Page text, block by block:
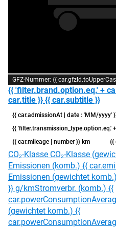
GFZ-Nummer: {{
{{ 'filter.brand.option.eq.' +
car.title }} {{ car.subtitle }}
{{ car.admissionAt | date : 'MM/yyyy'
{{ 'filter.transmission_type.option.eq.'
{{ car.mileage | number }} km
{{
CO₂-Klasse CO₂-Klasse
Emissionen (komb.) {{
Emissionen (gewichtet
}} g/kmStromverbr. (komb.) {{
(gewichtet komb.) {{